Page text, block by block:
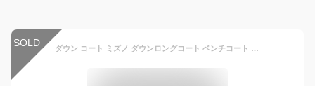
SOLD ダウン コート ミズノ ダウンロングコート ベンチコート スポーツ 撥水 32MEA550 mizuno